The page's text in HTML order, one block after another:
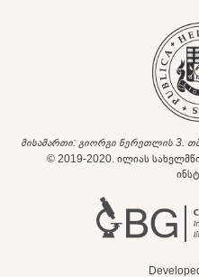
მისამართი: გიორგი წერეთლის 3.
© 2019-2020. ილიას